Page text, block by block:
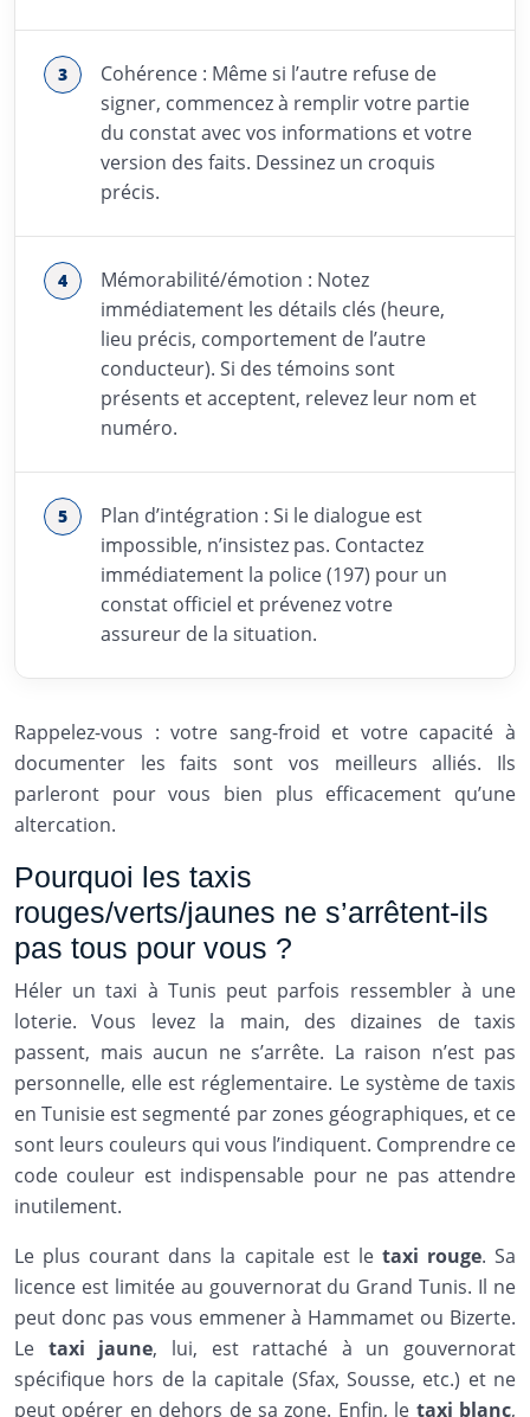
Cohérence : Même si l’autre refuse de
signer, commencez à remplir votre partie
du constat avec vos informations et votre
version des faits. Dessinez un croquis
précis.
Mémorabilité/émotion : Notez
immédiatement les détails clés (heure,
lieu précis, comportement de l’autre
conducteur). Si des témoins sont
présents et acceptent, relevez leur nom et
numéro.
Plan d’intégration : Si le dialogue est
impossible, n’insistez pas. Contactez
immédiatement la police (197) pour un
constat officiel et prévenez votre
assureur de la situation.
Rappelez-vous : votre sang-froid et votre capacité à
documenter les faits sont vos meilleurs alliés. Ils
parleront pour vous bien plus efficacement qu’une
altercation.
Pourquoi les taxis
rouges/verts/jaunes ne s’arrêtent-ils
pas tous pour vous ?
Héler un taxi à Tunis peut parfois ressembler à une
loterie. Vous levez la main, des dizaines de taxis
passent, mais aucun ne s’arrête. La raison n’est pas
personnelle, elle est réglementaire. Le système de taxis
en Tunisie est segmenté par zones géographiques, et ce
sont leurs couleurs qui vous l’indiquent. Comprendre ce
code couleur est indispensable pour ne pas attendre
inutilement.
Le plus courant dans la capitale est le taxi rouge. Sa
licence est limitée au gouvernorat du Grand Tunis. Il ne
peut donc pas vous emmener à Hammamet ou Bizerte.
Le taxi jaune, lui, est rattaché à un gouvernorat
spécifique hors de la capitale (Sfax, Sousse, etc.) et ne
peut opérer en dehors de sa zone. Enfin, le taxi blanc,